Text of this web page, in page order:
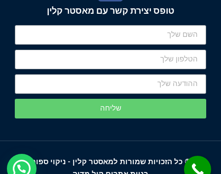
טופס יצירת קשר עם מאסטר קלין
שליחה
© כל הזכויות שמורות למאסטר קלין - ניקוי ספות
להצעת מחיר מהירה לחצו!